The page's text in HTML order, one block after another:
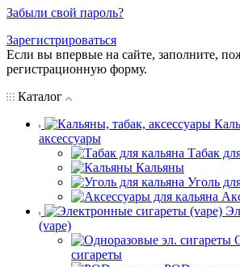
Забыли свой пароль?
Зарегистрироваться
Если вы впервые на сайте, заполните,
регистрационную форму.
Каталог
аксессуары
Табак
Кальяны
Уголь
(vape)
сигареты